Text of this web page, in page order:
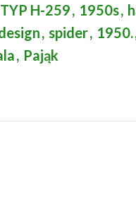
TYP H-259, 1950s,
, spider, 1950.
, Pająk